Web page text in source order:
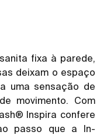
fixa à parede,
deixam o espaço
uma sensação de
movimento. Com
Inspira confere
passo que a In-